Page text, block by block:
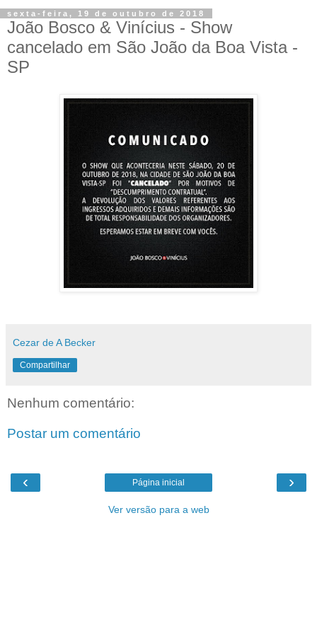
sexta-feira, 19 de outubro de 2018
João Bosco & Vinícius - Show
cancelado em São João da Boa Vista -
SP
Cezar de A Becker
Compartilhar
Nenhum comentário:
Postar um comentário
‹ ›
Página inicial
Ver versão para a web